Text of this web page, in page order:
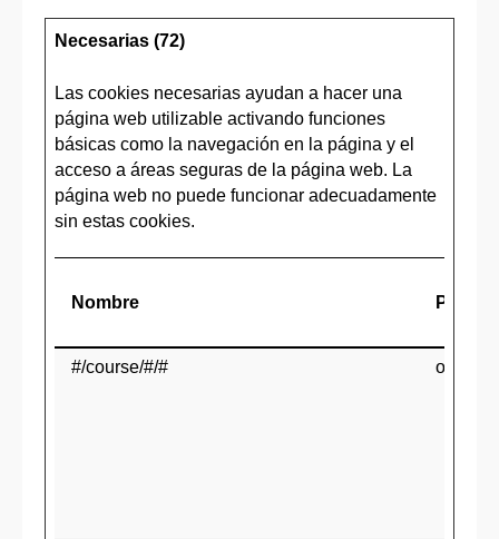
Necesarias (72)
Las cookies necesarias ayudan a hacer una
página web utilizable activando funciones
básicas como la navegación en la página y el
acceso a áreas seguras de la página web. La
página web no puede funcionar adecuadamente
sin estas cookies.
Nombre
#/course/#/#